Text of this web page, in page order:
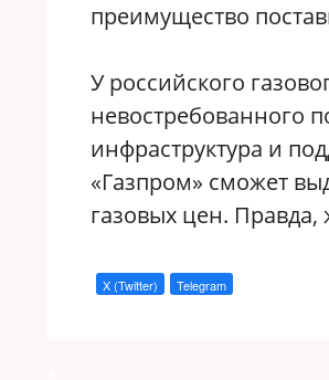
преимущество
У российского
невостребованного
инфраструктура и
«Газпром» сможет
газовых цен. Правда,
X (Twitter) Telegram